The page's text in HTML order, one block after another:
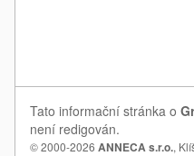
Tato informační stránka o
není redigován.
© 2000-2026 ANNECA s.r.o.,